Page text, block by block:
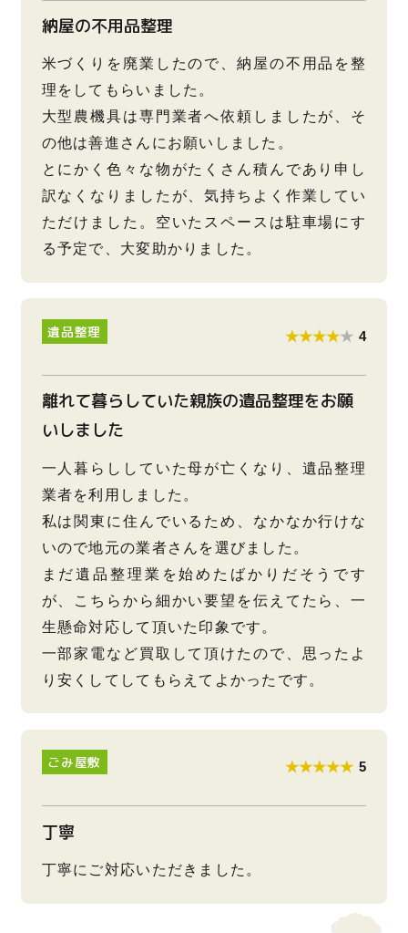
納屋の不用品整理
米づくりを廃業したので、納屋の不用品を整
理をしてもらいました。
大型農機具は専門業者へ依頼しましたが、そ
の他は善進さんにお願いしました。
とにかく色々な物がたくさん積んであり申し
訳なくなりましたが、気持ちよく作業してい
ただけました。空いたスペースは駐車場にす
る予定で、大変助かりました。
遺品整理 ★★★★★ 4
離れて暮らしていた親族の遺品整理をお願
いしました
一人暮らししていた母が亡くなり、遺品整理
業者を利用しました。
私は関東に住んでいるため、なかなか行けな
いので地元の業者さんを選びました。
まだ遺品整理業を始めたばかりだそうです
が、こちらから細かい要望を伝えてたら、一
生懸命対応して頂いた印象です。
一部家電など買取して頂けたので、思ったよ
り安くしてしてもらえてよかったです。
ごみ屋敷 ★★★★★ 5
丁寧
丁寧にご対応いただきました。